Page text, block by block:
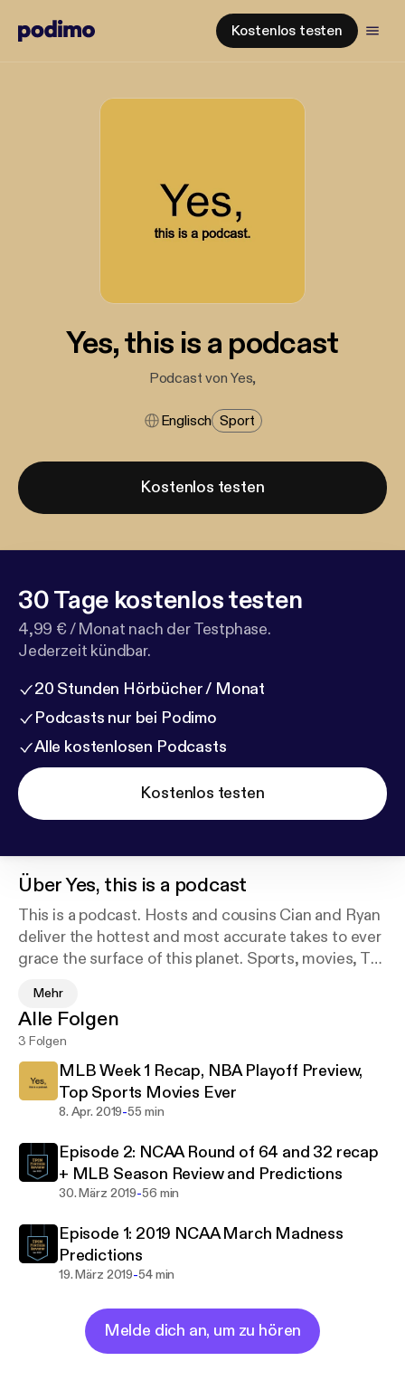
Kostenlos testen
Yes, this is a podcast
Podcast von Yes,
Englisch Sport
Kostenlos testen
30 Tage kostenlos testen
4,99 € / Monat nach der Testphase.
Jederzeit kündbar.
20 Stunden Hörbücher / Monat
Podcasts nur bei Podimo
Alle kostenlosen Podcasts
Kostenlos testen
ÜberYes, this is a podcast
This is a podcast. Hosts and cousins Cian and Ryan
deliver the hottest and most accurate takes to ever
grace the surface of this planet. Sports, movies, TV,
got it. New guests (who are 100% real) every
episode. This podcast will positively impact every
aspect of your life.
Mehr
Alle Folgen
3 Folgen
MLB Week 1 Recap, NBA Playoff Preview,
Top Sports Movies Ever
8. Apr. 2019-55 min
Episode 2: NCAA Round of 64 and 32 recap
+ MLB Season Review and Predictions
30. März 2019-56 min
Episode 1: 2019 NCAA March Madness
Predictions
19. März 2019-54 min
Melde dich an, um zu hören